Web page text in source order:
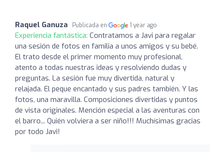
Raquel Ganuza Publicada en 1 year ago
Experiencia fantástica: Contratamos a Javi para regalar
una sesión de fotos en familia a unos amigos y su bebé.
El trato desde el primer momento muy profesional,
atento a todas nuestras ideas y resolviendo dudas y
preguntas. La sesión fue muy divertida, natural y
relajada. El peque encantado y sus padres también. Y las
fotos, una maravilla. Composiciones divertidas y puntos
de vista originales. Mención especial a las aventuras con
el barro... Quién volviera a ser niño!!! Muchísimas gracias
por todo Javi!